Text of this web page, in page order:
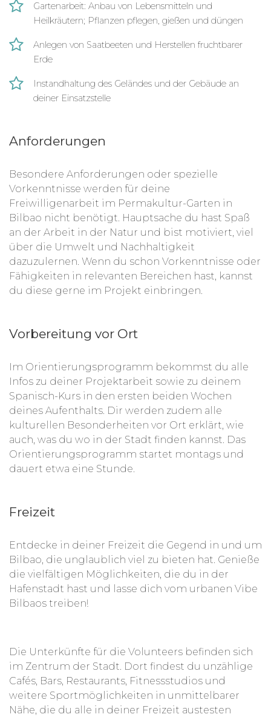
Gartenarbeit: Anbau von Lebensmitteln und
Heilkräutern; Pflanzen pflegen, gießen und düngen
Anlegen von Saatbeeten und Herstellen fruchtbarer
Erde
Instandhaltung des Geländes und der Gebäude an
deiner Einsatzstelle
Anforderungen
Besondere Anforderungen oder spezielle
Vorkenntnisse werden für deine
Freiwilligenarbeit im Permakultur-Garten in
Bilbao nicht benötigt. Hauptsache du hast Spaß
an der Arbeit in der Natur und bist motiviert, viel
über die Umwelt und Nachhaltigkeit
dazuzulernen. Wenn du schon Vorkenntnisse oder
Fähigkeiten in relevanten Bereichen hast, kannst
du diese gerne im Projekt einbringen.
Vorbereitung vor Ort
Im Orientierungsprogramm bekommst du alle
Infos zu deiner Projektarbeit sowie zu deinem
Spanisch-Kurs in den ersten beiden Wochen
deines Aufenthalts. Dir werden zudem alle
kulturellen Besonderheiten vor Ort erklärt, wie
auch, was du wo in der Stadt finden kannst. Das
Orientierungsprogramm startet montags und
dauert etwa eine Stunde.
Freizeit
Entdecke in deiner Freizeit die Gegend in und um
Bilbao, die unglaublich viel zu bieten hat. Genieße
die vielfältigen Möglichkeiten, die du in der
Hafenstadt hast und lasse dich vom urbanen Vibe
Bilbaos treiben!
Die Unterkünfte für die Volunteers befinden sich
im Zentrum der Stadt. Dort findest du unzählige
Cafés, Bars, Restaurants, Fitnessstudios und
weitere Sportmöglichkeiten in unmittelbarer
Nähe, die du alle in deiner Freizeit austesten